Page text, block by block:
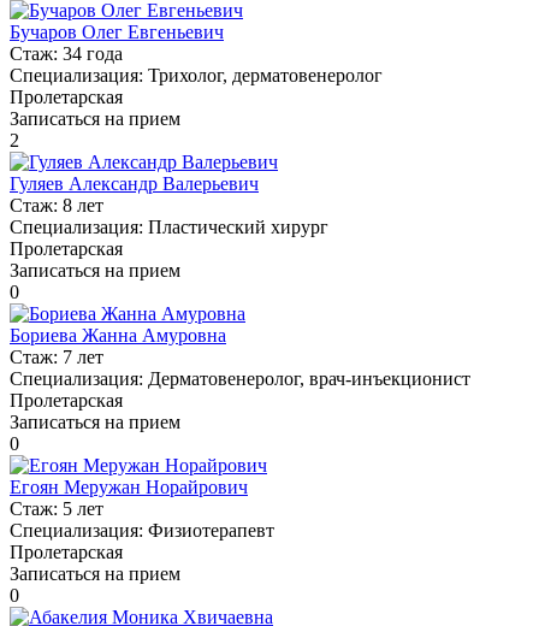
Бучаров Олег Евгеньевич
Стаж: 34 года
Специализация: Трихолог, дерматовенеролог
Пролетарская
Записаться на прием
2
Гуляев Александр Валерьевич
Стаж: 8 лет
Специализация: Пластический хирург
Пролетарская
Записаться на прием
0
Бориева Жанна Амуровна
Стаж: 7 лет
Специализация: Дерматовенеролог, врач-инъекционист
Пролетарская
Записаться на прием
0
Егоян Меружан Норайрович
Стаж: 5 лет
Специализация: Физиотерапевт
Пролетарская
Записаться на прием
0